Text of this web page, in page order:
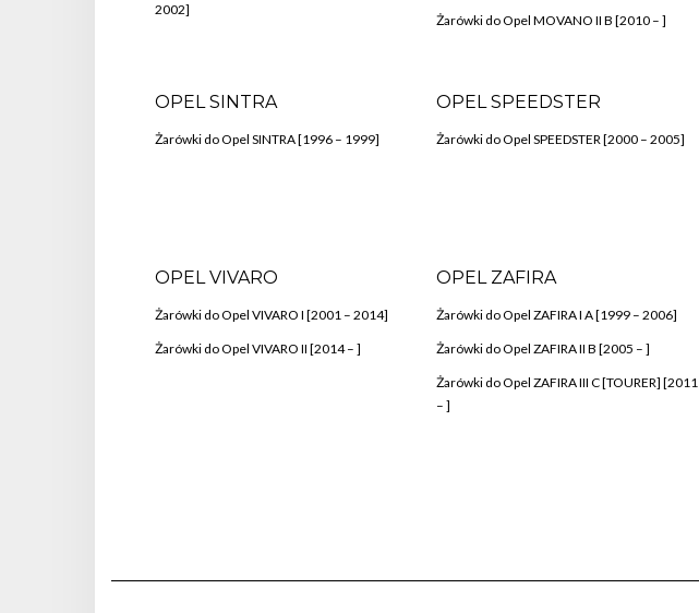
2002]
Żarówki do Opel MOVANO II B [2010 – ]
OPEL SINTRA
Żarówki do Opel SINTRA [1996 – 1999]
OPEL SPEEDSTER
Żarówki do Opel SPEEDSTER [2000 – 2005]
OPEL VIVARO
Żarówki do Opel VIVARO I [2001 – 2014]
Żarówki do Opel VIVARO II [2014 – ]
OPEL ZAFIRA
Żarówki do Opel ZAFIRA I A [1999 – 2006]
Żarówki do Opel ZAFIRA II B [2005 – ]
Żarówki do Opel ZAFIRA III C [TOURER] [2011
– ]